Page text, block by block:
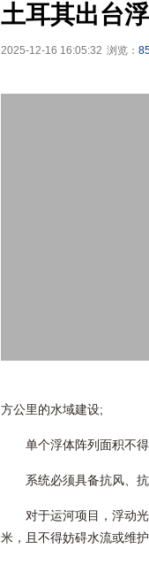
土耳其出台
2025-12-16 16:05:32 浏览：
方公里的水域建设;
单个浮体阵列面积不
系统必须具备抗风、
对于运河项目，浮动
米，且不得妨碍水流或维护